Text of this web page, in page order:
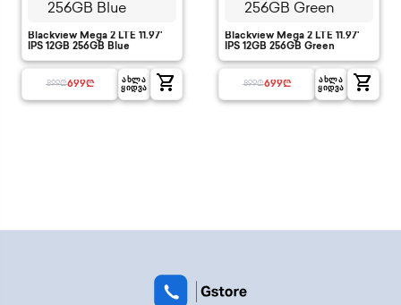
Blackview Mega 2 LTE 11.97'
IPS 12GB 256GB Blue
899₾699₾
ᲐᲮᲚᲐ
ᲧᲘᲓᲕᲐ
shopping_cart
Blackview Mega 2 LTE 11.97'
IPS 12GB 256GB Green
899₾699₾
ᲐᲮᲚᲐ
ᲧᲘᲓᲕᲐ
shopping_cart